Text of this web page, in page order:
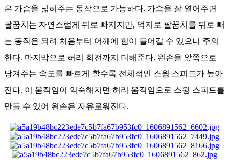
은 가슴을 넓혀주는 동작으로 가능하다. 가슴을 잘 열어주면
팔꿈치는 자연스럽게 뒤로 빠지지만, 억지로 팔꿈치를 뒤로 빼
는 동작은 되려 처음부터 어깨에 힘이 들어갈 수 있으니 주의
한다. 마지막으로 허리 회전까지 더해준다. 왼손을 앞쪽으로
당겨주는 속도를 빠르게 할수록 전체적인 스윙 스피드가 높아
진다. 이 움직임이 익숙해지면 허리 움직임으로 스윙 스피드를
만들 수 있어 왼손은 자유로워진다.